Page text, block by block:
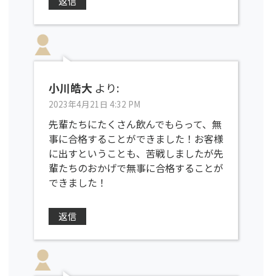
小川皓大 より:
2023年4月21日 4:32 PM
先輩たちにたくさん飲んでもらって、無
事に合格することができました！お客様
に出すということも、苦戦しましたが先
輩たちのおかげで無事に合格することが
できました！
返信